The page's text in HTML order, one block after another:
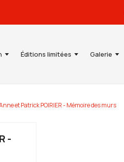
Éditions limitées Galerie
et Patrick POIRIER - Mémoire des murs
-